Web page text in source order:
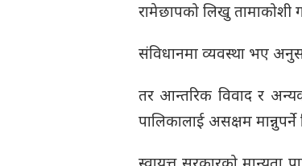
रामेछापको लिखु तामाकोशी
संविधानमा व्यवस्था भए
तर आन्तरिक विवाद र
पालिकालाई असक्षम